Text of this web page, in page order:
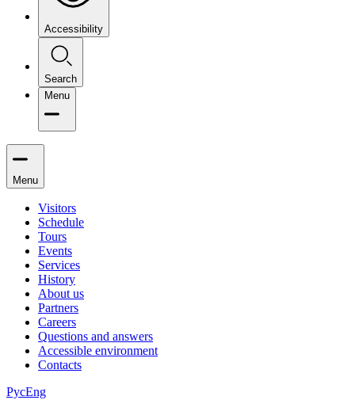
Accessibility
Search
Menu
Menu
Visitors
Schedule
Tours
Events
Services
History
About us
Partners
Careers
Questions and answers
Accessible environment
Contacts
РусEng